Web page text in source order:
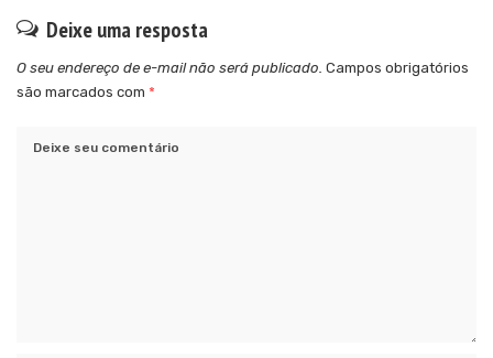
Deixe uma resposta
O seu endereço de e-mail não será publicado. Campos obrigatórios
são marcados com *